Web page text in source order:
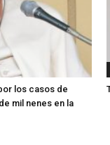
los casos de
mil nenes en la